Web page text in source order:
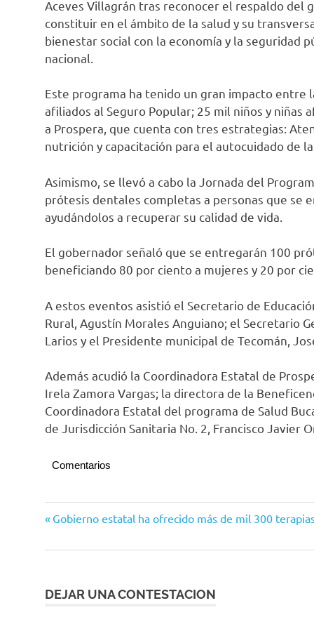
Aceves Villagrán tras reconocer el respaldo del
constituir en el ámbito de la salud y su
bienestar social con la economía y la seguridad
nacional.
Este programa ha tenido un gran impacto entre
afiliados al Seguro Popular; 25 mil niños y niñas
a Prospera, que cuenta con tres estrategias:
nutrición y capacitación para el autocuidado de
Asimismo, se llevó a cabo la Jornada del
prótesis dentales completas a personas que se
ayudándolos a recuperar su calidad de vida.
El gobernador señaló que se entregarán 100
beneficiando 80 por ciento a mujeres y 20 por
A estos eventos asistió el Secretario de
Rural, Agustín Morales Anguiano; el Secretario
Larios y el Presidente municipal de Tecomán,
Además acudió la Coordinadora Estatal de
Irela Zamora Vargas; la directora de la
Coordinadora Estatal del programa de Salud
de Jurisdicción Sanitaria No. 2, Francisco Javier
Comentarios
Navegación
de
Entrada
Gobierno estatal ha ofrecido más de mil 300
DEJAR UNA CONTESTACION